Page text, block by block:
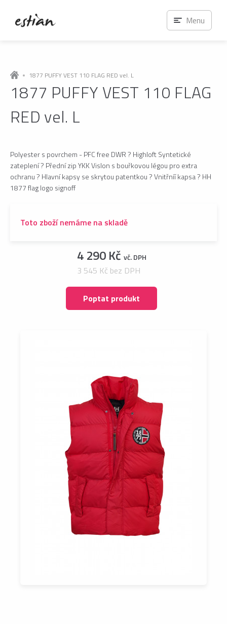
1877 PUFFY VEST 110 FLAG RED vel. L
1877 PUFFY VEST 110 FLAG
RED vel. L
Polyester s povrchem - PFC free DWR ? Highloft Syntetické
zateplení ? Přední zip YKK Vislon s bouřkovou légou pro extra
ochranu ? Hlavní kapsy se skrytou patentkou ? Vnitřníí kapsa ? HH
1877 flag logo signoff
Toto zboží nemáme na skladě
4 290 Kč vč. DPH
3 545 Kč bez DPH
Poptat produkt
Menu